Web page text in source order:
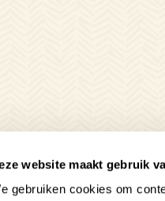
website maakt gebruik
gebruiken cookies om